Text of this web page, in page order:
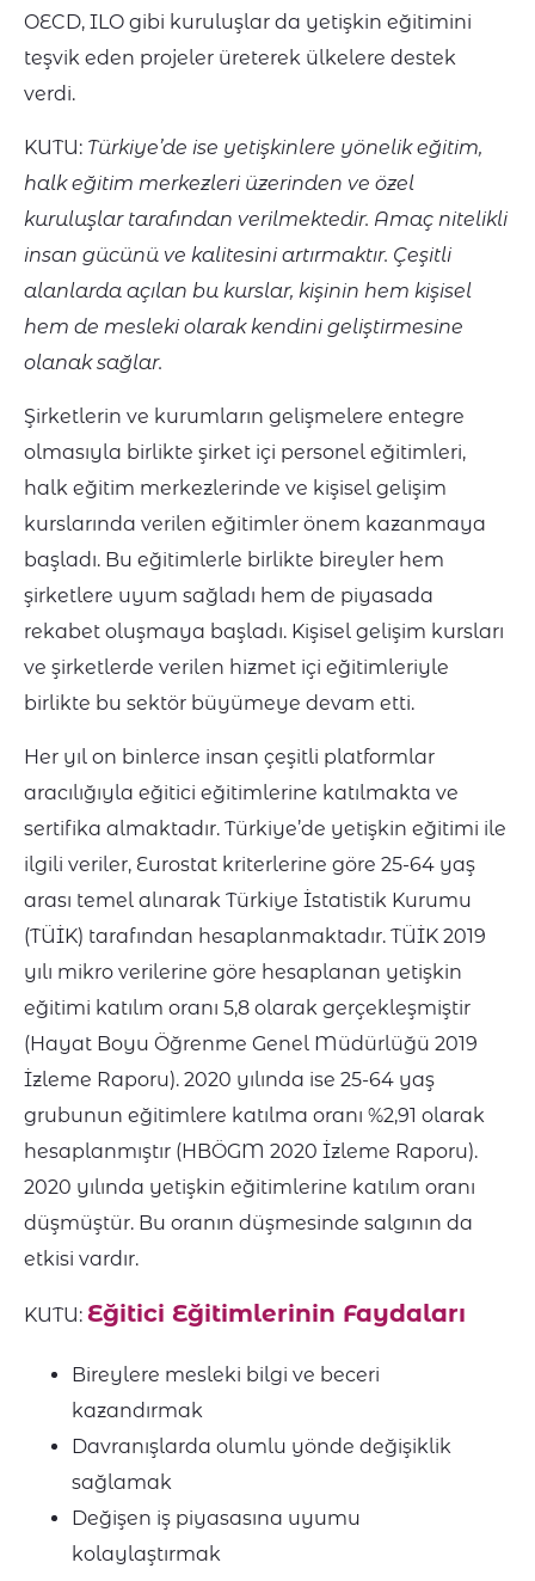
OECD, ILO gibi kuruluşlar da yetişkin eğitimini
teşvik eden projeler üreterek ülkelere destek
verdi.
KUTU: Türkiye’de ise yetişkinlere yönelik eğitim,
halk eğitim merkezleri üzerinden ve özel
kuruluşlar tarafından verilmektedir. Amaç nitelikli
insan gücünü ve kalitesini artırmaktır. Çeşitli
alanlarda açılan bu kurslar, kişinin hem kişisel
hem de mesleki olarak kendini geliştirmesine
olanak sağlar.
Şirketlerin ve kurumların gelişmelere entegre
olmasıyla birlikte şirket içi personel eğitimleri,
halk eğitim merkezlerinde ve kişisel gelişim
kurslarında verilen eğitimler önem kazanmaya
başladı. Bu eğitimlerle birlikte bireyler hem
şirketlere uyum sağladı hem de piyasada
rekabet oluşmaya başladı. Kişisel gelişim kursları
ve şirketlerde verilen hizmet içi eğitimleriyle
birlikte bu sektör büyümeye devam etti.
Her yıl on binlerce insan çeşitli platformlar
aracılığıyla eğitici eğitimlerine katılmakta ve
sertifika almaktadır. Türkiye’de yetişkin eğitimi ile
ilgili veriler, Eurostat kriterlerine göre 25-64 yaş
arası temel alınarak Türkiye İstatistik Kurumu
(TÜİK) tarafından hesaplanmaktadır. TÜİK 2019
yılı mikro verilerine göre hesaplanan yetişkin
eğitimi katılım oranı 5,8 olarak gerçekleşmiştir
(Hayat Boyu Öğrenme Genel Müdürlüğü 2019
İzleme Raporu). 2020 yılında ise 25-64 yaş
grubunun eğitimlere katılma oranı %2,91 olarak
hesaplanmıştır (HBÖGM 2020 İzleme Raporu).
2020 yılında yetişkin eğitimlerine katılım oranı
düşmüştür. Bu oranın düşmesinde salgının da
etkisi vardır.
KUTU: Eğitici Eğitimlerinin Faydaları
Bireylere mesleki bilgi ve beceri
kazandırmak
Davranışlarda olumlu yönde değişiklik
sağlamak
Değişen iş piyasasına uyumu
kolaylaştırmak